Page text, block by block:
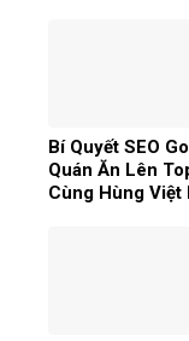
Bí Quyết SEO
Quán Ăn Lên
Cùng Hùng Việt